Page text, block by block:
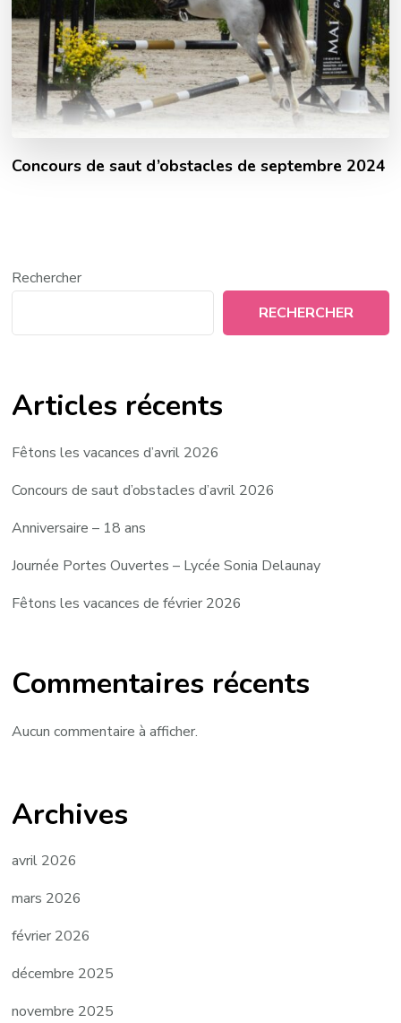
Concours de saut d’obstacles de septembre 2024
Rechercher
RECHERCHER
Articles récents
Fêtons les vacances d’avril 2026
Concours de saut d’obstacles d’avril 2026
Anniversaire – 18 ans
Journée Portes Ouvertes – Lycée Sonia Delaunay
Fêtons les vacances de février 2026
Commentaires récents
Aucun commentaire à afficher.
Archives
avril 2026
mars 2026
février 2026
décembre 2025
novembre 2025